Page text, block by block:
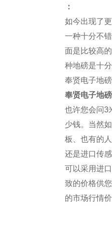
：
如今出现了
一种十分不
面是比较高
种地磅是十
奉贤电子地磅
奉贤电子地磅
也许您会问3
少钱。当然
板、也有的
还是进口传
可以采用进
致的价格供
的市场行情